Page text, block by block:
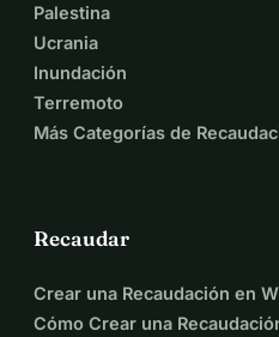
Palestina
Ucrania
Inundación
Terremoto
Más Categorías de
Recaudar
Crear una Recaudación en
Cómo Crear una